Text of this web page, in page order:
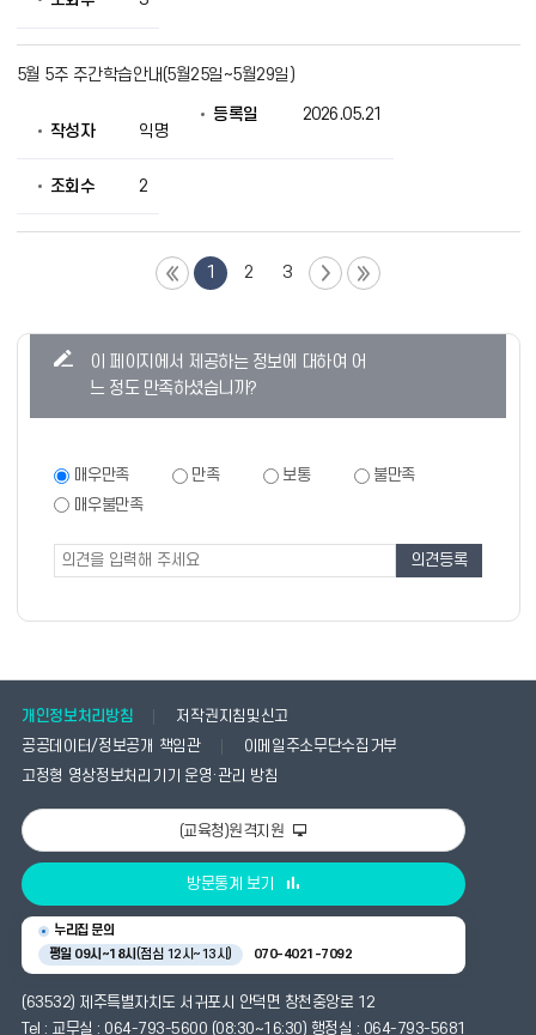
5월 5주 주간학습안내(5월25일~5월29일)
작성자 익명
등록일 2026.05.21
조회수 2
1 2 3
이 페이지에서 제공하는 정보에 대하여 어
느 정도 만족하셨습니까?
만
족
조
사
매우만족 만족 보통
불만족
매우불만족
개인정보처리방침
저작권지침및신고
공공데이터/정보공개 책임관
이메일주소무단수집거부
고정형 영상정보처리기기 운영·관리 방침
(교육청)원격지원
방문통계 보기
누리집 문의
평일 09시~18시 (점심 12시~13시) 070-4021-7092
(63532) 제주특별자치도 서귀포시 안덕면 창천중앙로 12
Tel : 교무실 : 064-793-5600 (08:30~16:30) 행정실 : 064-793-5681